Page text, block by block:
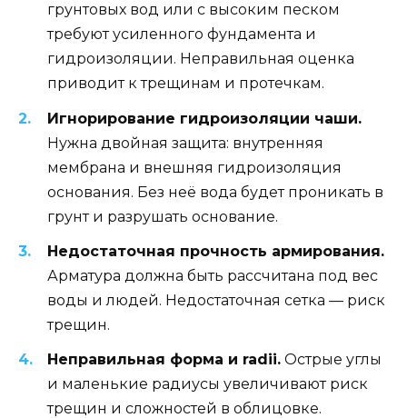
грунтовых вод или с высоким песком
требуют усиленного фундамента и
гидроизоляции. Неправильная оценка
приводит к трещинам и протечкам.
Игнорирование гидроизоляции чаши.
Нужна двойная защита: внутренняя
мембрана и внешняя гидроизоляция
основания. Без неё вода будет проникать в
грунт и разрушать основание.
Недостаточная прочность армирования.
Арматура должна быть рассчитана под вес
воды и людей. Недостаточная сетка — риск
трещин.
Неправильная форма и radii. Острые углы
и маленькие радиусы увеличивают риск
трещин и сложностей в облицовке.